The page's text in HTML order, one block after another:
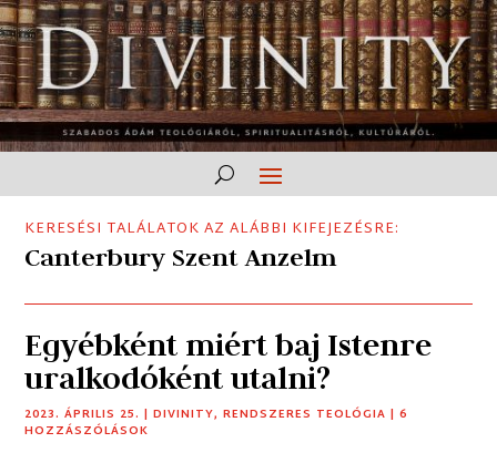
KERESÉSI TALÁLATOK AZ ALÁBBI KIFEJEZÉSRE:
Canterbury Szent Anzelm
Egyébként miért baj Istenre
uralkodóként utalni?
2023. ÁPRILIS 25. |DIVINITY,RENDSZERES TEOLÓGIA | 6
HOZZÁSZÓLÁSOK